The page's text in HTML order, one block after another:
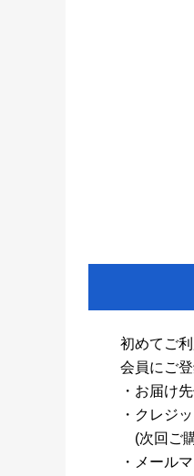
初めてご
会員にご
・お届け
・クレジ
(次回ご
・メール